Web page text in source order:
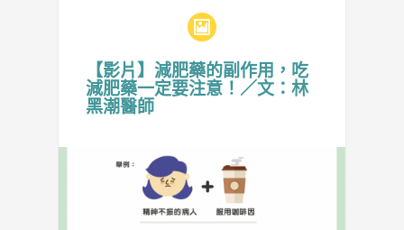
【影片】減肥藥的副作用，吃
減肥藥一定要注意！／文：林
黑潮醫師